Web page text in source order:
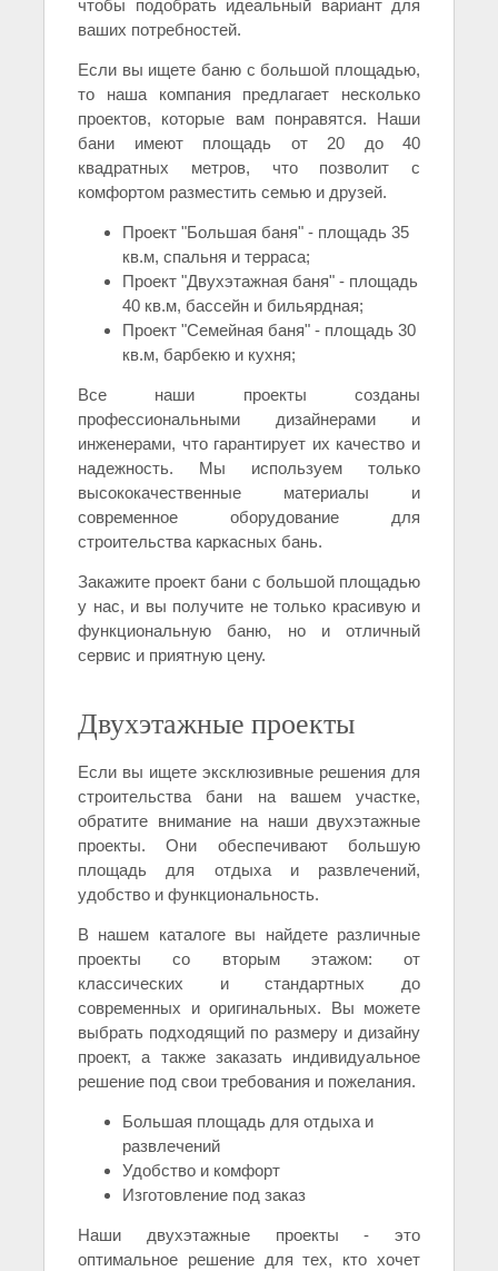
чтобы подобрать идеальный вариант для
ваших потребностей.
Если вы ищете баню с большой площадью,
то наша компания предлагает несколько
проектов, которые вам понравятся. Наши
бани имеют площадь от 20 до 40
квадратных метров, что позволит с
комфортом разместить семью и друзей.
Проект "Большая баня" - площадь 35
кв.м, спальня и терраса;
Проект "Двухэтажная баня" - площадь
40 кв.м, бассейн и бильярдная;
Проект "Семейная баня" - площадь 30
кв.м, барбекю и кухня;
Все наши проекты созданы
профессиональными дизайнерами и
инженерами, что гарантирует их качество и
надежность. Мы используем только
высококачественные материалы и
современное оборудование для
строительства каркасных бань.
Закажите проект бани с большой площадью
у нас, и вы получите не только красивую и
функциональную баню, но и отличный
сервис и приятную цену.
Двухэтажные проекты
Если вы ищете эксклюзивные решения для
строительства бани на вашем участке,
обратите внимание на наши двухэтажные
проекты. Они обеспечивают большую
площадь для отдыха и развлечений,
удобство и функциональность.
В нашем каталоге вы найдете различные
проекты со вторым этажом: от
классических и стандартных до
современных и оригинальных. Вы можете
выбрать подходящий по размеру и дизайну
проект, а также заказать индивидуальное
решение под свои требования и пожелания.
Большая площадь для отдыха и
развлечений
Удобство и комфорт
Изготовление под заказ
Наши двухэтажные проекты - это
оптимальное решение для тех, кто хочет